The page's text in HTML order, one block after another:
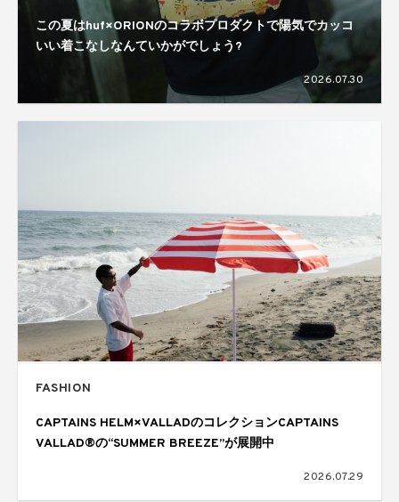
この夏はhuf×ORIONのコラボプロダクトで陽気でカッコ
いい着こなしなんていかがでしょう?
2026.07.30
FASHION
CAPTAINS HELM×VALLADのコレクションCAPTAINS
VALLAD®の“SUMMER BREEZE”が展開中
2026.07.29